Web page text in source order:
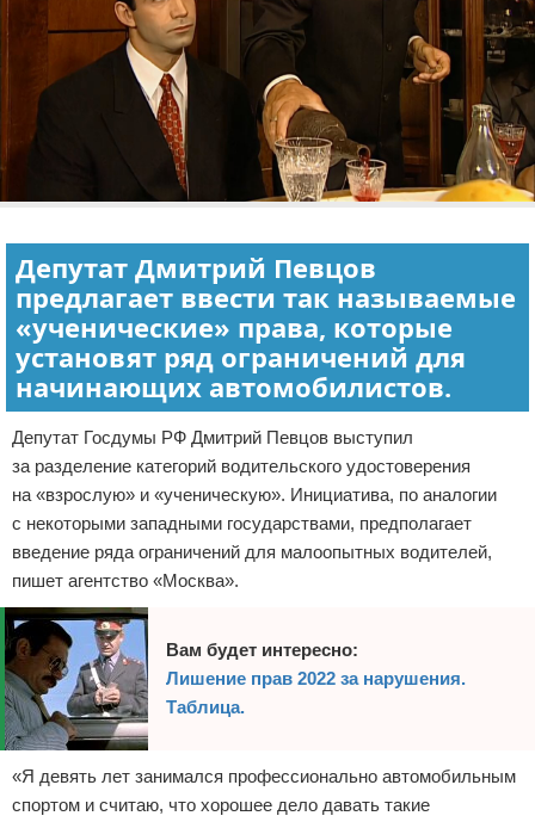
Депутат Дмитрий Певцов
предлагает ввести так называемые
«ученические» права, которые
установят ряд ограничений для
начинающих автомобилистов.
Депутат Госдумы РФ Дмитрий Певцов выступил
за разделение категорий водительского удостоверения
на «взрослую» и «ученическую». Инициатива, по аналогии
с некоторыми западными государствами, предполагает
введение ряда ограничений для малоопытных водителей,
пишет агентство «Москва».
Вам будет интересно:
Лишение прав 2022 за нарушения.
Таблица.
«Я девять лет занимался профессионально автомобильным
спортом и считаю, что хорошее дело давать такие